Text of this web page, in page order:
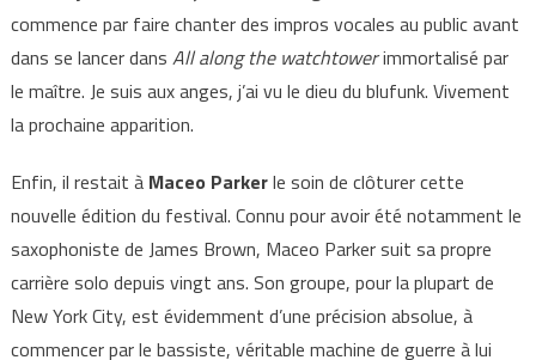
commence par faire chanter des impros vocales au public avant
dans se lancer dans All along the watchtowerimmortalisé par
le maître. Je suis aux anges, j’ai vu le dieu du blufunk. Vivement
la prochaine apparition.
Enfin, il restait à Maceo Parkerle soin de clôturer cette
nouvelle édition du festival. Connu pour avoir été notamment le
saxophoniste de James Brown, Maceo Parker suit sa propre
carrière solo depuis vingt ans. Son groupe, pour la plupart de
New York City, est évidemment d’une précision absolue, à
commencer par le bassiste, véritable machine de guerre à lui